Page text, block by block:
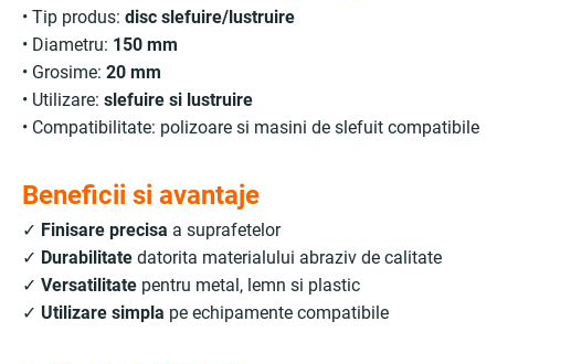
• Tip produs: disc slefuire/lustruire
• Diametru: 150 mm
• Grosime: 20 mm
• Utilizare: slefuire si lustruire
• Compatibilitate: polizoare si masini de slefuit compatibile
Beneficii si avantaje
✓ Finisare precisa a suprafetelor
✓ Durabilitate datorita materialului abraziv de calitate
✓ Versatilitate pentru metal, lemn si plastic
✓ Utilizare simpla pe echipamente compatibile